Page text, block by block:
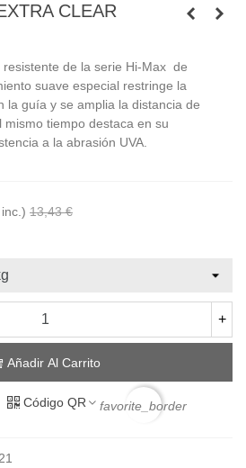
CLEAR
de la serie Hi-Max de
suave especial restringe la
la guía y se amplia la distancia de
mismo tiempo destaca en su
a la abrasión UVA.
13,43 €
+
Añadir Al Carrito
Código QR favorite_border